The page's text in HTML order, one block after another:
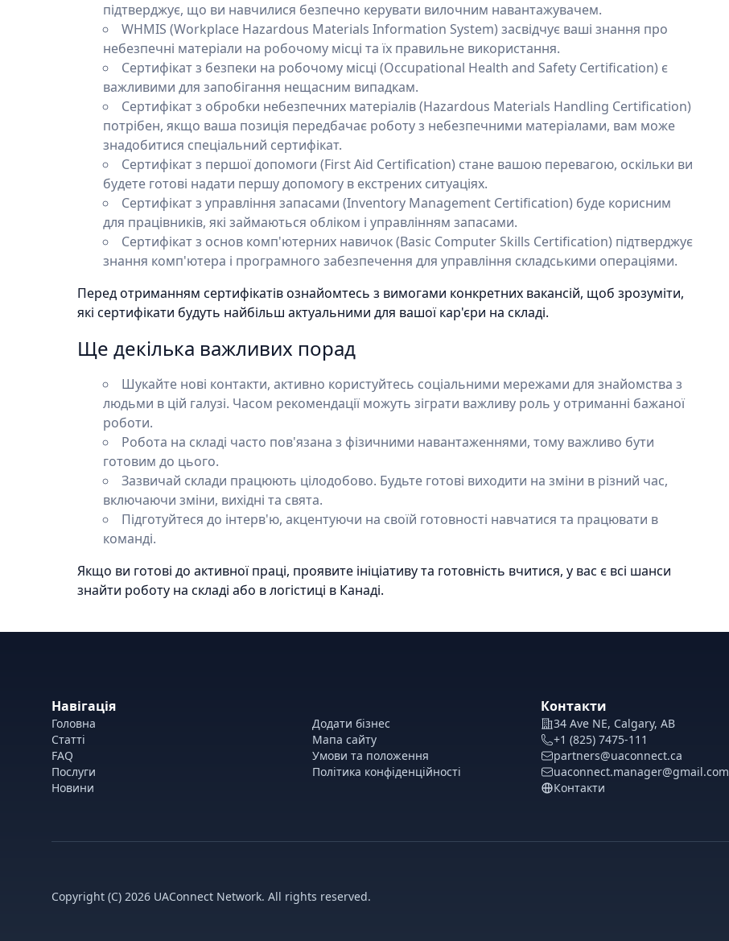
підтверджує, що ви навчилися безпечно керувати вилочним навантажувачем.
WHMIS (Workplace Hazardous Materials Information System) засвідчує ваші знання про
небезпечні матеріали на робочому місці та їх правильне використання.
Сертифікат з безпеки на робочому місці (Occupational Health and Safety Certification) є
важливими для запобігання нещасним випадкам.
Сертифікат з обробки небезпечних матеріалів (Hazardous Materials Handling Certification)
потрібен, якщо ваша позиція передбачає роботу з небезпечними матеріалами, вам може
знадобитися спеціальний сертифікат.
Сертифікат з першої допомоги (First Aid Certification) стане вашою перевагою, оскільки ви
будете готові надати першу допомогу в екстрених ситуаціях.
Сертифікат з управління запасами (Inventory Management Certification) буде корисним
для працівників, які займаються обліком і управлінням запасами.
Сертифікат з основ комп'ютерних навичок (Basic Computer Skills Certification) підтверджує
знання комп'ютера і програмного забезпечення для управління складськими операціями.
Перед отриманням сертифікатів ознайомтесь з вимогами конкретних вакансій, щоб зрозуміти,
які сертифікати будуть найбільш актуальними для вашої кар'єри на складі.
Ще декілька важливих порад
Шукайте нові контакти, активно користуйтесь соціальними мережами для знайомства з
людьми в цій галузі. Часом рекомендації можуть зіграти важливу роль у отриманні бажаної
роботи.
Робота на складі часто пов'язана з фізичними навантаженнями, тому важливо бути
готовим до цього.
Зазвичай склади працюють цілодобово. Будьте готові виходити на зміни в різний час,
включаючи зміни, вихідні та свята.
Підготуйтеся до інтерв'ю, акцентуючи на своїй готовності навчатися та працювати в
команді.
Якщо ви готові до активної праці, проявите ініціативу та готовність вчитися, у вас є всі шанси
знайти роботу на складі або в логістиці в Канаді.
Навігація
Головна
Статті
FAQ
Послуги
Новини
Додати бізнес
Мапа сайту
Умови та положення
Політика конфіденційності
Контакти
34 Ave NE, Calgary, AB
+1 (825) 7475-111
partners@uaconnect.ca
uaconnect.manager@gmail.com
Контакти
Copyright (C) 2026 UAConnect Network. All rights reserved.